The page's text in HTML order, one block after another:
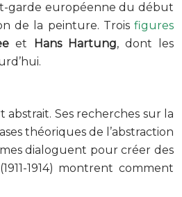
garde européenne du début
de la peinture. Trois figures
et Hans Hartung, dont les
abstrait. Ses recherches sur la
théoriques de l’abstraction
dialoguent pour créer des
1914) montrent comment